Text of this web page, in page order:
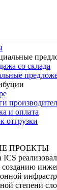
со склада
и оплата
отгрузки
ПРОЕКТЫ
ICS
степени